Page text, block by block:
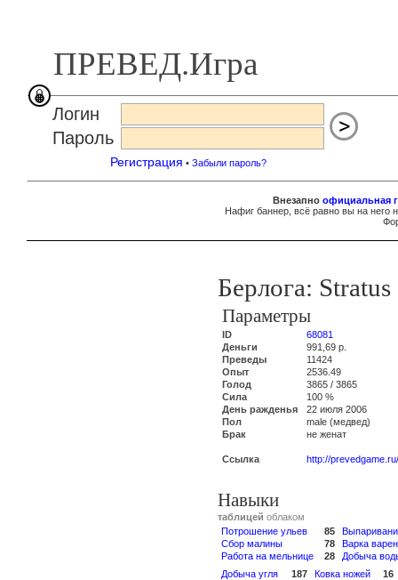
ПРЕВЕД.Игра
Логин
Пароль
Регистрация • Забыли пароль?
Внезапно официальная
Нафиг баннер, всё равно вы на
Берлога: Stratus
Параметры
ID
68081
Деньги
991,69 р.
Преведы
11424
Опыт
2536.49
Голод
3865 / 3865
Сила
100 %
День ражденья
22 июля 2006
Пол
male (медвед)
Брак
не женат
Ссылка http://
Навыки
таблицей облаком
Потрошение ульев
85
Сбор малины
78
Работа на мельнице
28
Варка
Добыча
Добыча угля
187
Ковка ножей
16